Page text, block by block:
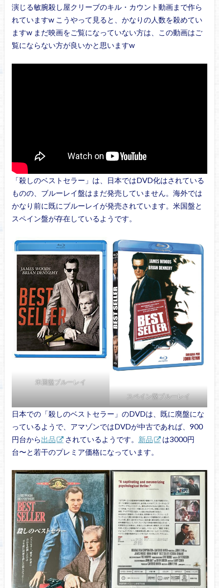
演じる敏腕殺し屋クリーブのキル・カウント動画まで作ら
れていますw こうやって見ると、かなりの人数を殺めてい
ますw まだ映画をご覧になっていない方は、この動画はご
覧にならない方が良いかと思いますw
「殺しのベストセラー」は、日本ではDVD化はされている
ものの、ブルーレイ盤はまだ発売していません。海外では
かなり前に既にブルーレイが発売されています。米国盤と
スペイン盤が存在しているようです。
米国盤ブルーレイ
スペイン盤ブルーレイ
日本での「殺しのベストセラー」のDVDは、既に廃盤にな
っているようで、アマゾンではDVDが中古であれば、900
円台から出品 されているようです。 新品
は3000円
台〜と若干のプレミア価格になっています。